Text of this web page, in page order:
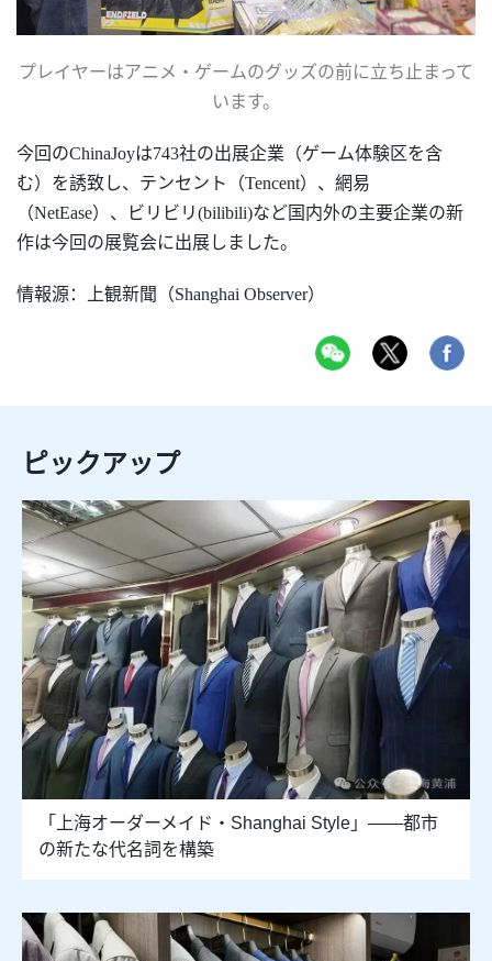
プレイヤーはアニメ・ゲームのグッズの前に立ち止まって
います。
今回のChinaJoyは743社の出展企業（ゲーム体験区を含
む）を誘致し、テンセント（Tencent）、網易
（NetEase）、ビリビリ(bilibili)など国内外の主要企業の新
作は今回の展覧会に出展しました。
情報源：上観新聞（Shanghai Observer）
ピックアップ
「上海オーダーメイド・Shanghai Style」――都市
の新たな代名詞を構築